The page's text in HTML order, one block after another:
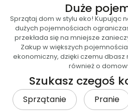
Duże
Sprzątaj dom w stylu eko! Kupując
dużych pojemnościach
przekłada się na mniejsze
Zakup w większych
ekonomiczny, dzięki czemu dbasz
również o
Szukasz czegoś
Sprzątanie Pranie